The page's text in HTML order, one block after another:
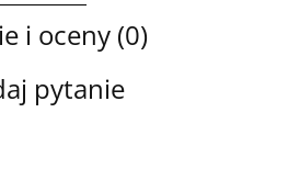
i oceny (0)
pytanie